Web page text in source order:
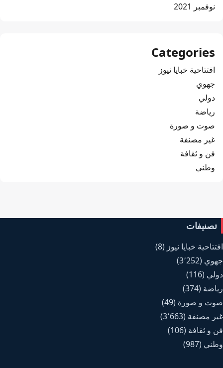
نوفمبر 2021
Categories
افتتاحية خبايا نيوز
جهوي
دولي
رياضة
صوت و صورة
غير مصنفة
فن و ثقافة
وطني
تصنيفات
افتتاحية خبايا نيوز (8)
جهوي (3٬252)
دولي (116)
رياضة (374)
صوت و صورة (49)
غير مصنفة (3٬663)
فن و ثقافة (106)
وطني (987)